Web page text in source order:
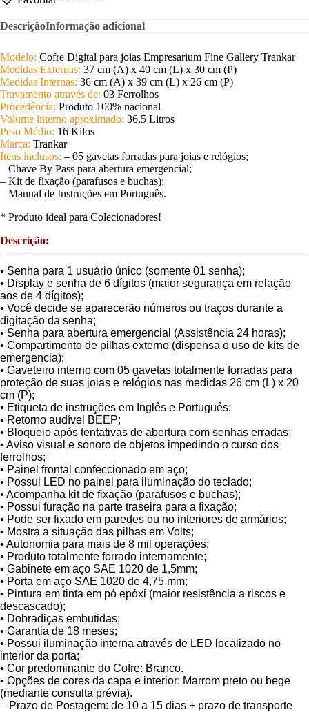
DescriçãoInformação adicional
Modelo: Cofre Digital para joias Empresarium Fine Gallery Trankar
Medidas Externas: 37 cm (A) x 40 cm (L) x 30 cm (P)
Medidas Internas: 36 cm (A) x 39 cm (L) x 26 cm (P)
Travamento através de: 03 Ferrolhos
Procedência: Produto 100% nacional
Volume interno aproximado: 36,5 Litros
Peso Médio: 16 Kilos
Marca: Trankar
Itens inclusos: – 05 gavetas forradas para joias e relógios;
– Chave By Pass para abertura emergencial;
– Kit de fixação (parafusos e buchas);
– Manual de Instruções em Português.
* Produto ideal para Colecionadores!
Descrição:
• Senha para 1 usuário único (somente 01 senha);
• Display e senha de 6 dígitos (maior segurança em relação
aos de 4 dígitos);
• Você decide se aparecerão números ou traços durante a
digitação da senha;
• Senha para abertura emergencial (Assistência 24 horas);
• Compartimento de pilhas externo (dispensa o uso de kits de
emergencia);
• Gaveteiro interno com 05 gavetas totalmente forradas para
proteção de suas joias e relógios nas medidas 26 cm (L) x 20
cm (P);
• Etiqueta de instruções em Inglês e Português;
• Retorno audível BEEP;
• Bloqueio após tentativas de abertura com senhas erradas;
• Aviso visual e sonoro de objetos impedindo o curso dos
ferrolhos;
• Painel frontal confeccionado em aço;
• Possui LED no painel para iluminação do teclado;
• Acompanha kit de fixação (parafusos e buchas);
• Possui furação na parte traseira para a fixação;
• Pode ser fixado em paredes ou no interiores de armários;
• Mostra a situação das pilhas em Volts;
• Autonomia para mais de 8 mil operações;
• Produto totalmente forrado internamente;
• Gabinete em aço SAE 1020 de 1,5mm;
• Porta em aço SAE 1020 de 4,75 mm;
• Pintura em tinta em pó epóxi (maior resistência a riscos e
descascado);
• Dobradiças embutidas;
• Garantia de 18 meses;
• Possui iluminação interna através de LED localizado no
interior da porta;
• Cor predominante do Cofre: Branco.
• Opções de cores da capa e interior: Marrom preto ou bege
(mediante consulta prévia).
– Prazo de Postagem: de 10 a 15 dias + prazo de transporte